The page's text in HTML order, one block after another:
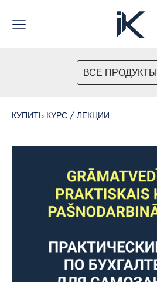
ВСЕ ПРОДУКТЫ
КУПИТЬ КУРС / ЛЕКЦИИ